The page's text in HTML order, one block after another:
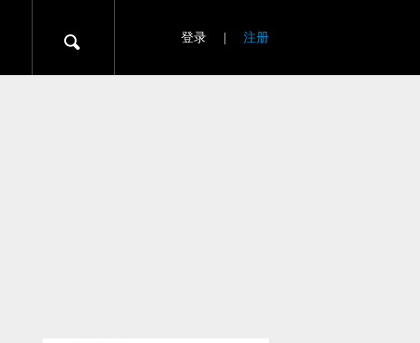
登录 注册